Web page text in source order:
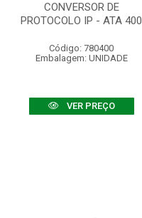
CONVERSOR DE
PROTOCOLO IP - ATA 400
Código: 780400
Embalagem: UNIDADE
VER PREÇO